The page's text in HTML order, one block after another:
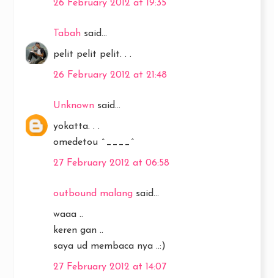
26 February 2012 at 19:35
Tabah said...
pelit pelit pelit. . .
26 February 2012 at 21:48
Unknown said...
yokatta. . .
omedetou ^____^
27 February 2012 at 06:58
outbound malang said...
waaa ..
keren gan ..
saya ud membaca nya ..:)
27 February 2012 at 14:07